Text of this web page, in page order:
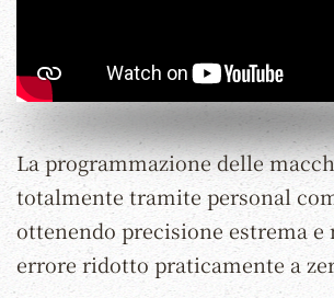
La programmazione delle
totalmente tramite personal
ottenendo precisione estrema e
errore ridotto praticamente a